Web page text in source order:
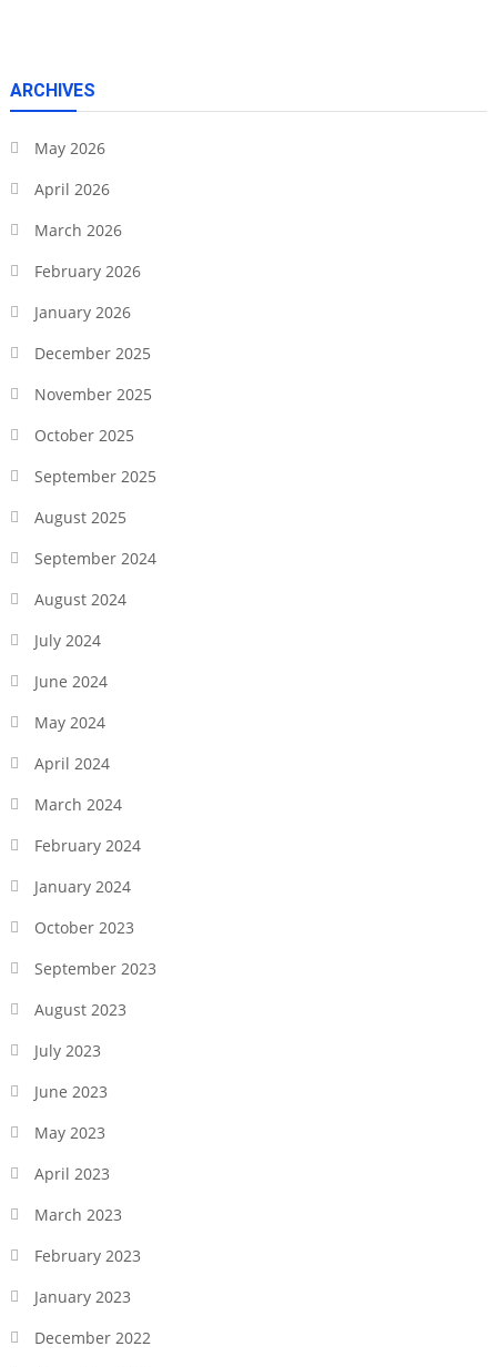
ARCHIVES
May 2026
April 2026
March 2026
February 2026
January 2026
December 2025
November 2025
October 2025
September 2025
August 2025
September 2024
August 2024
July 2024
June 2024
May 2024
April 2024
March 2024
February 2024
January 2024
October 2023
September 2023
August 2023
July 2023
June 2023
May 2023
April 2023
March 2023
February 2023
January 2023
December 2022